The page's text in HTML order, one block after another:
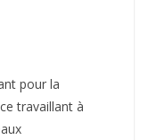
pour la
travaillant à